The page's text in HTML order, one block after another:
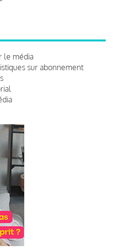
le média
sur abonnement